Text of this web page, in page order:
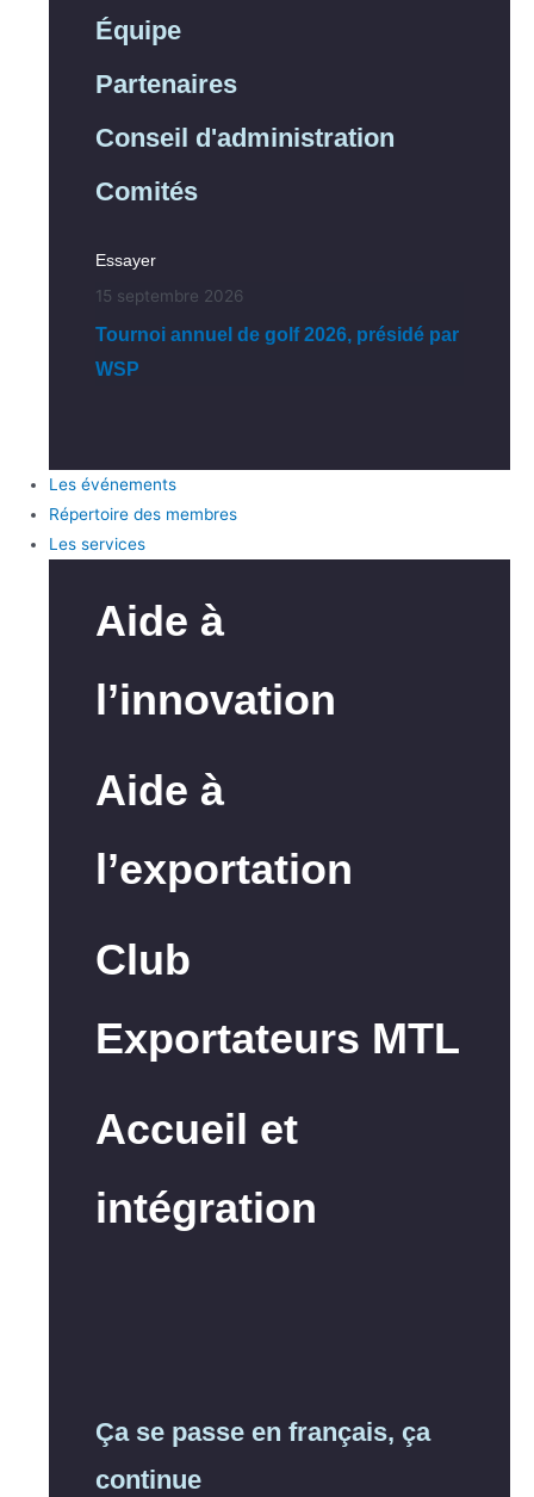
Équipe
Partenaires
Conseil d'administration
Comités
Essayer
15 septembre 2026
Tournoi annuel de golf 2026, présidé par
WSP
Les événements
Répertoire des membres
Les services
Aide à
l’innovation
Aide à
l’exportation
Club
Exportateurs MTL
Accueil et
intégration
Ça se passe en français, ça
continue